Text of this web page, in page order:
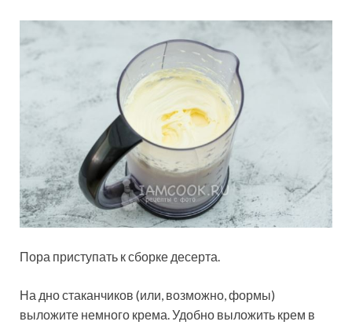
Пора приступать к сборке десерта.
На дно стаканчиков (или, возможно, формы)
выложите немного крема. Удобно выложить крем в